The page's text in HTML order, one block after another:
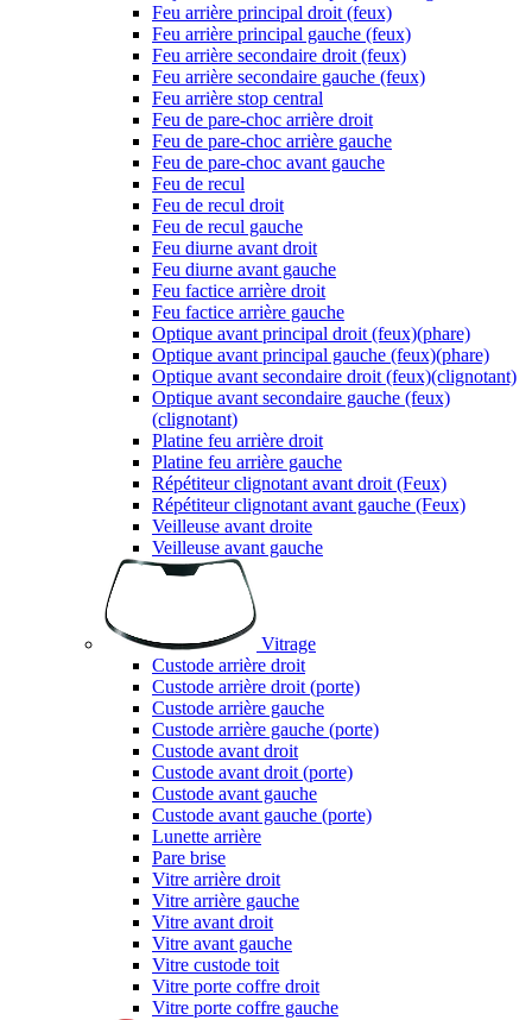
Feu arrière principal droit (feux)
Feu arrière principal gauche (feux)
Feu arrière secondaire droit (feux)
Feu arrière secondaire gauche (feux)
Feu arrière stop central
Feu de pare-choc arrière droit
Feu de pare-choc arrière gauche
Feu de pare-choc avant gauche
Feu de recul
Feu de recul droit
Feu de recul gauche
Feu diurne avant droit
Feu diurne avant gauche
Feu factice arrière droit
Feu factice arrière gauche
Optique avant principal droit (feux)(phare)
Optique avant principal gauche (feux)(phare)
Optique avant secondaire droit (feux)(clignotant)
Optique avant secondaire gauche (feux)
(clignotant)
Platine feu arrière droit
Platine feu arrière gauche
Répétiteur clignotant avant droit (Feux)
Répétiteur clignotant avant gauche (Feux)
Veilleuse avant droite
Veilleuse avant gauche
Vitrage
Custode arrière droit
Custode arrière droit (porte)
Custode arrière gauche
Custode arrière gauche (porte)
Custode avant droit
Custode avant droit (porte)
Custode avant gauche
Custode avant gauche (porte)
Lunette arrière
Pare brise
Vitre arrière droit
Vitre arrière gauche
Vitre avant droit
Vitre avant gauche
Vitre custode toit
Vitre porte coffre droit
Vitre porte coffre gauche